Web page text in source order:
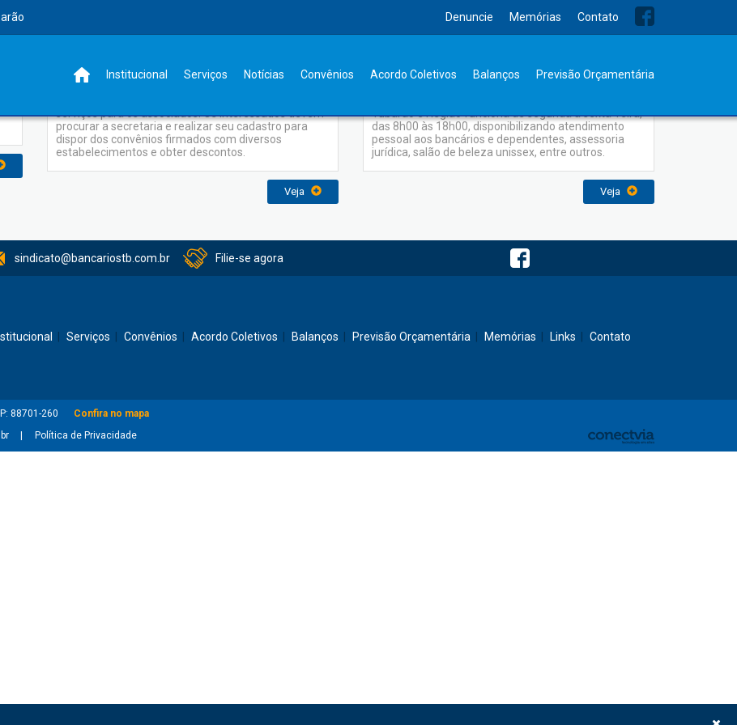
Denuncie Memórias Contato
Institucional Serviços Notícias Convênios Acordo Coletivos Balanços Previsão Orçamentária
serviços para os associados. Os interessados devem
procurar a secretaria e realizar seu cadastro para
dispor dos convênios firmados com diversos
estabelecimentos e obter descontos.
Veja
Tubarão e Região funciona de segunda a sexta-feira,
das 8h00 às 18h00, disponibilizando atendimento
pessoal aos bancários e dependentes, assessoria
jurídica, salão de beleza unissex, entre outros.
Veja
sindicato@bancariostb.com.br Filie-se agora
Serviços Convênios Acordo Coletivos Balanços Previsão Orçamentária Memórias Links Contato
88701-260
Confira no mapa
Política de Privacidade